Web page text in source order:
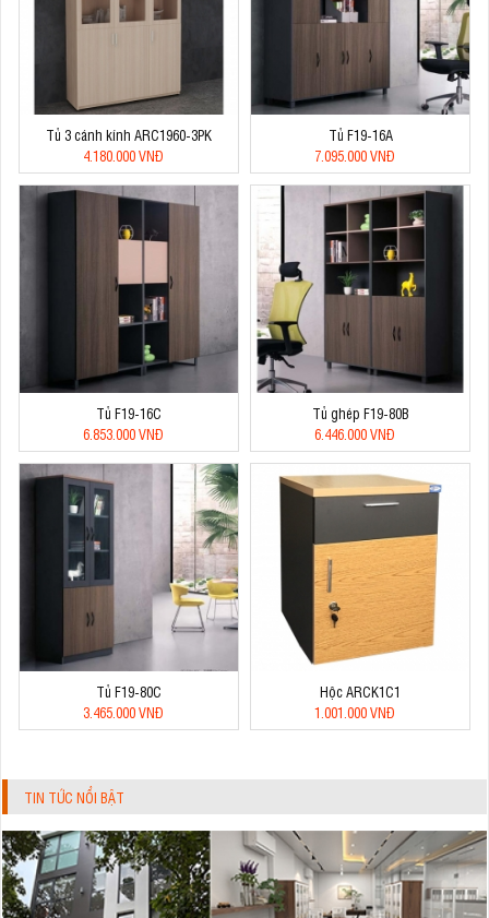
Tủ 3 cánh kính ARC1960-3PK
4.180.000 VNĐ
Tủ F19-16A
7.095.000 VNĐ
Tủ F19-16C
6.853.000 VNĐ
Tủ ghép F19-80B
6.446.000 VNĐ
Tủ F19-80C
3.465.000 VNĐ
Hộc ARCK1C1
1.001.000 VNĐ
TIN TỨC NỔI BẬT